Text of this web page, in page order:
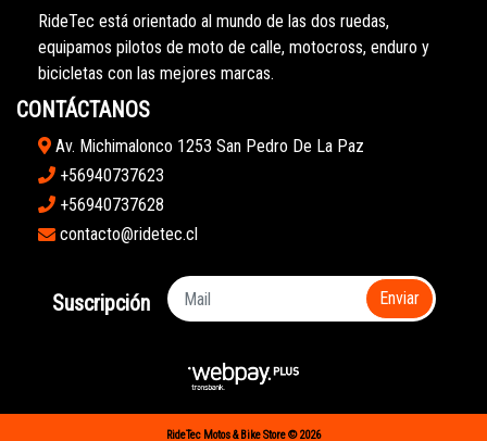
RideTec está orientado al mundo de las dos ruedas,
equipamos pilotos de moto de calle, motocross, enduro y
bicicletas con las mejores marcas.
CONTÁCTANOS
Av. Michimalonco 1253 San Pedro De La Paz
+56940737623
+56940737628
contacto@ridetec.cl
Suscripción Enviar
RideTec Motos & Bike Store © 2026